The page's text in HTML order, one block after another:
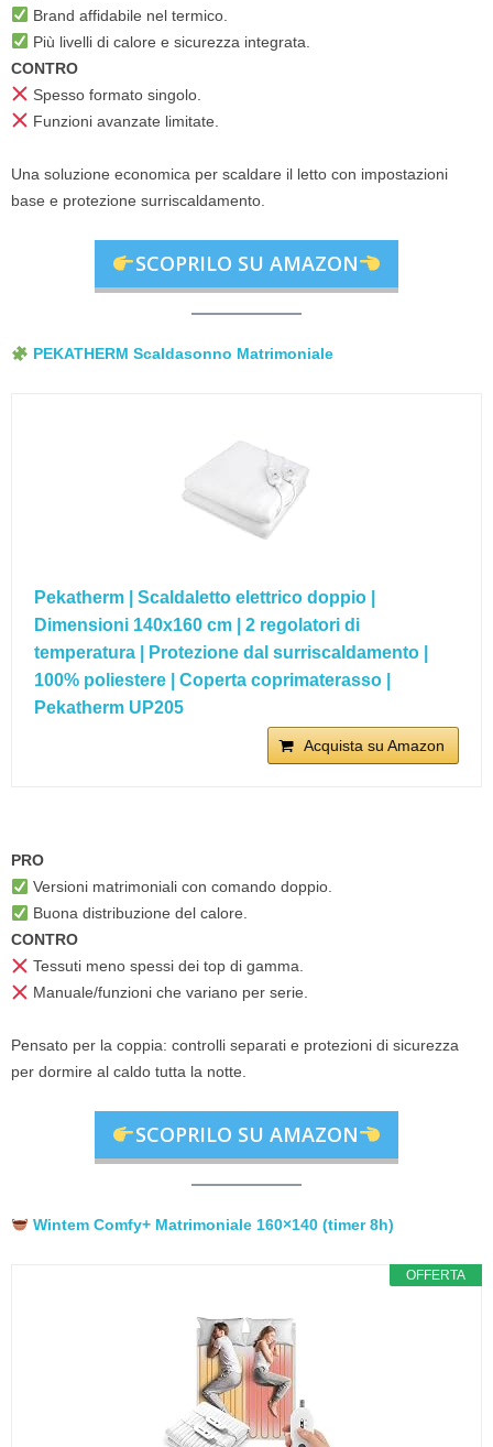
Brand affidabile nel termico.
Più livelli di calore e sicurezza integrata.
CONTRO
Spesso formato singolo.
Funzioni avanzate limitate.
Una soluzione economica per scaldare il letto con impostazioni
base e protezione surriscaldamento.
SCOPRILO SU AMAZON
PEKATHERM Scaldasonno Matrimoniale
Pekatherm | Scaldaletto elettrico doppio |
Dimensioni 140x160 cm | 2 regolatori di
temperatura | Protezione dal surriscaldamento |
100% poliestere | Coperta coprimaterasso |
Pekatherm UP205
Acquista su Amazon
PRO
Versioni matrimoniali con comando doppio.
Buona distribuzione del calore.
CONTRO
Tessuti meno spessi dei top di gamma.
Manuale/funzioni che variano per serie.
Pensato per la coppia: controlli separati e protezioni di sicurezza
per dormire al caldo tutta la notte.
SCOPRILO SU AMAZON
Wintem Comfy+ Matrimoniale 160×140 (timer 8h)
OFFERTA